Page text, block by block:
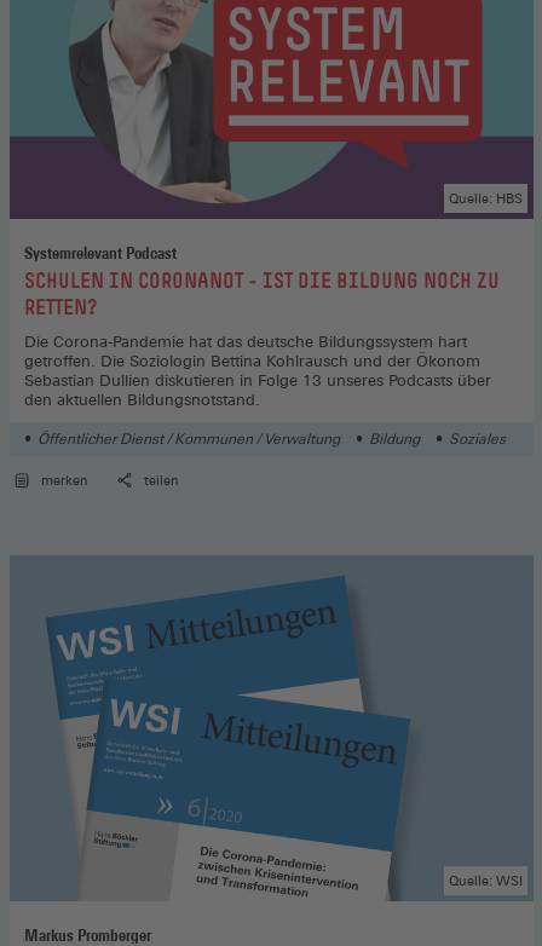
Systemrelevant Podcast
:SCHULEN IN CORONANOT - IST DIE BILDUNG NOCH ZU
RETTEN?
Quelle: HBS
Die Corona-Pandemie hat das deutsche Bildungssystem hart
getroffen. Die Soziologin Bettina Kohlrausch und der Ökonom
Sebastian Dullien diskutieren in Folge 13 unseres Podcasts über
den aktuellen Bildungsnotstand.
Öffentlicher Dienst / Kommunen / Verwaltung Bildung Soziales
merken teilen
Markus Promberger
Quelle: WSI